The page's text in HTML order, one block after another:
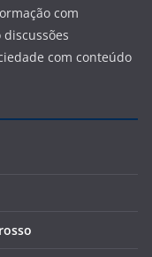
com
com conteúdo